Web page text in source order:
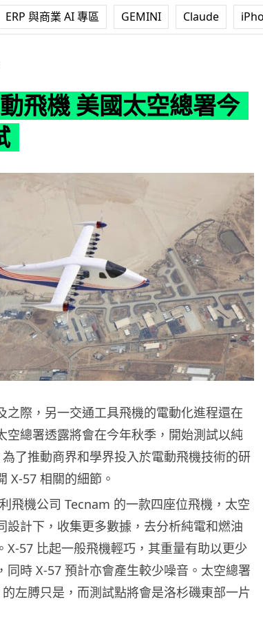
ERP 與商業 AI 專區 GEMINI Claude
飛機 美國太空總署今
之際，另一交通工具飛機的電動化進程還在
空總署透露將會在今年秋季，開始測試以純
了推動商界和學界投入於電動飛機技術的研
X-57 相關的細節。
飛機公司 Tecnam 的一款四座位飛機，太空
設計下，收集更多數據，去分析純電和燃油
X-57 比起一般飛機輕巧，其重量有助以更少
同時 X-57 預計亦會產生較少噪音。太空總署
左膊只是，而測試點將會是洛杉磯東部一片